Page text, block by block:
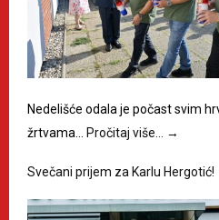
Nedelišće odala je počast svim
žrtvama…
Pročitaj više… →
Svečani prijem za Karlu Hergotić!